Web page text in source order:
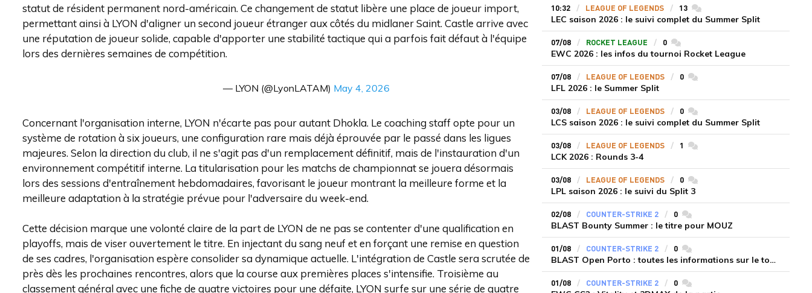
statut de résident permanent nord-américain. Ce changement de statut libère une place de joueur import,
permettant ainsi à LYON d'aligner un second joueur étranger aux côtés du midlaner Saint. Castle arrive avec
une réputation de joueur solide, capable d'apporter une stabilité tactique qui a parfois fait défaut à l'équipe
lors des dernières semaines de compétition.
— LYON (@LyonLATAM) May 4, 2026
Concernant l'organisation interne, LYON n'écarte pas pour autant Dhokla. Le coaching staff opte pour un
système de rotation à six joueurs, une configuration rare mais déjà éprouvée par le passé dans les ligues
majeures. Selon la direction du club, il ne s'agit pas d'un remplacement définitif, mais de l'instauration d'un
environnement compétitif interne. La titularisation pour les matchs de championnat se jouera désormais
lors des sessions d'entraînement hebdomadaires, favorisant le joueur montrant la meilleure forme et la
meilleure adaptation à la stratégie prévue pour l'adversaire du week-end.
Cette décision marque une volonté claire de la part de LYON de ne pas se contenter d'une qualification en
playoffs, mais de viser ouvertement le titre. En injectant du sang neuf et en forçant une remise en question
de ses cadres, l'organisation espère consolider sa dynamique actuelle. L'intégration de Castle sera scrutée de
près dès les prochaines rencontres, alors que la course aux premières places s'intensifie. Troisième au
classement général avec une fiche de quatre victoires pour une défaite, LYON surfe sur une série de quatre
10:32 LEAGUE OF LEGENDS 13commentaires
LEC saison 2026 : le suivi complet du Summer Split
07/08 ROCKET LEAGUE 0commentaires
EWC 2026 : les infos du tournoi Rocket League
07/08 LEAGUE OF LEGENDS 0commentaires
LFL 2026 : le Summer Split
03/08 LEAGUE OF LEGENDS 0commentaires
LCS saison 2026 : le suivi complet du Summer Split
03/08 LEAGUE OF LEGENDS 1 commentaires
LCK 2026 : Rounds 3-4
03/08 LEAGUE OF LEGENDS 0commentaires
LPL saison 2026 : le suivi du Split 3
02/08 COUNTER-STRIKE 2 0commentaires
BLAST Bounty Summer : le titre pour MOUZ
01/08 COUNTER-STRIKE 2 0commentaires
BLAST Open Porto : toutes les informations sur le tournoi
01/08 COUNTER-STRIKE 2 0commentaires